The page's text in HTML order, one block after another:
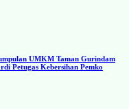
UMKM Taman Gurindam
Petugas Kebersihan Pemko